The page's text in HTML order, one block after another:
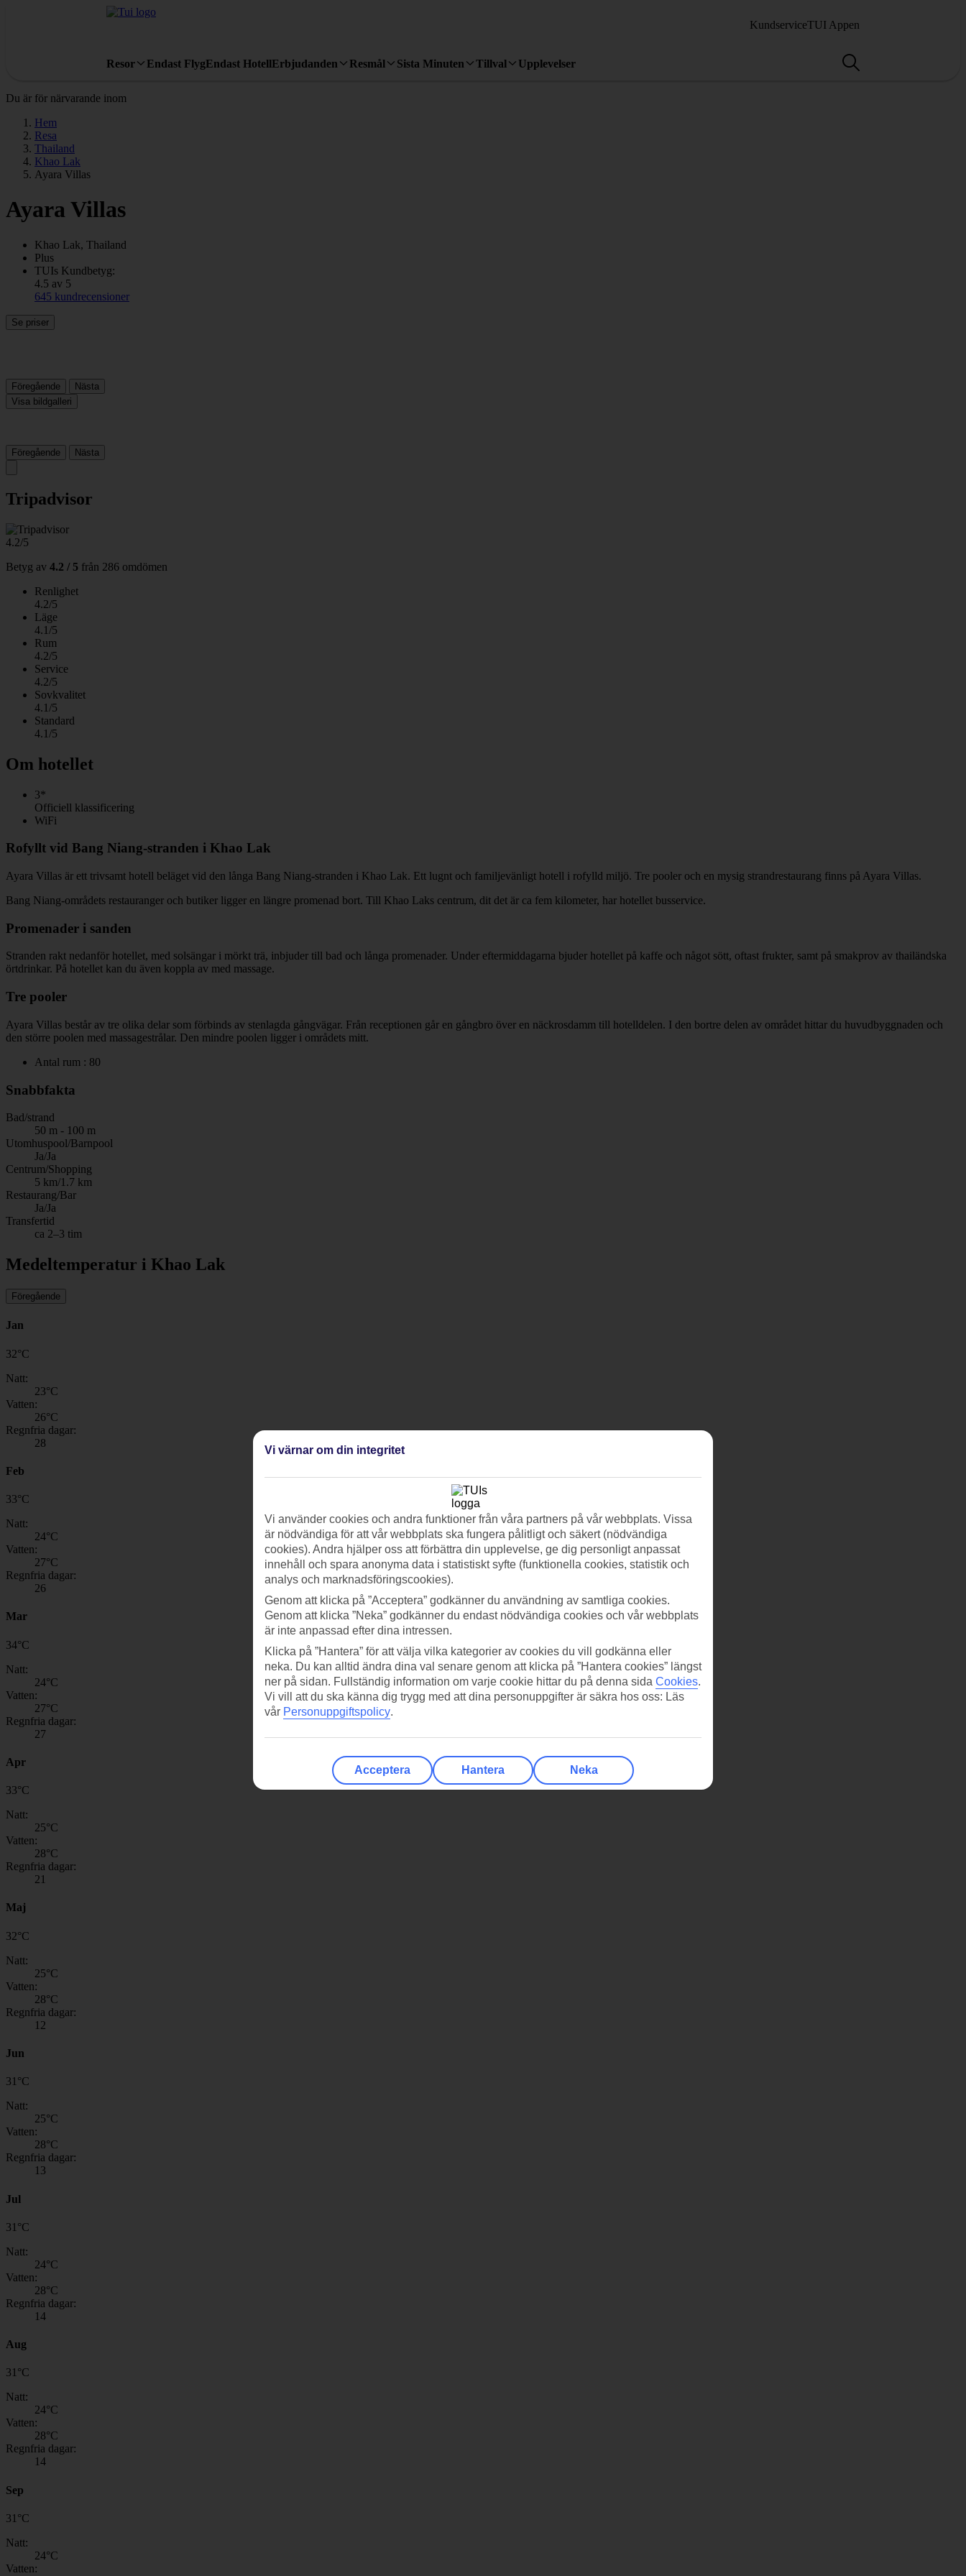
KundserviceTUI Appen
Resor Endast FlygEndast HotellErbjudanden Resmål Sista Minuten Tillval Upplevelser
Du är för närvarande inom
Hem
Resa
Thailand
Khao Lak
Ayara Villas
Ayara Villas
Khao Lak, Thailand
Plus
TUIs Kundbetyg:
4.5 av 5
645 kundrecensioner
Se priser
Föregående
Nästa
Visa bildgalleri
Föregående Nästa
Tripadvisor
4.2/5
Betyg av 4.2 / 5 från 286 omdömen
Renlighet
4.2/5
Läge
4.1/5
Rum
4.2/5
Service
4.2/5
Sovkvalitet
4.1/5
Standard
4.1/5
Om hotellet
3*
Officiell klassificering
WiFi
Rofyllt vid Bang Niang-stranden i Khao Lak
Ayara Villas är ett trivsamt hotell beläget vid den långa Bang Niang-stranden i Khao Lak. Ett lugnt och familjevänligt hotell i rofylld miljö. Tre pooler och en mysig strandrestaurang finns på Ayara Villas.
Bang Niang-områdets restauranger och butiker ligger en längre promenad bort. Till Khao Laks centrum, dit det är ca fem kilometer, har hotellet busservice.
Promenader i sanden
Stranden rakt nedanför hotellet, med solsängar i mörkt trä, inbjuder till bad och långa promenader. Under eftermiddagarna bjuder hotellet på kaffe och något sött, oftast frukter, samt på smakprov av thailändska
örtdrinkar. På hotellet kan du även koppla av med massage.
Tre pooler
Ayara Villas består av tre olika delar som förbinds av stenlagda gångvägar. Från receptionen går en gångbro över en näckrosdamm till hotelldelen. I den bortre delen av området hittar du huvudbyggnaden och
den större poolen med massagestrålar. Den mindre poolen ligger i områdets mitt.
Antal rum : 80
Snabbfakta
Bad/strand
50 m - 100 m
Utomhuspool/Barnpool
Ja/Ja
Centrum/Shopping
5 km/1.7 km
Restaurang/Bar
Ja/Ja
Transfertid
ca 2–3 tim
Medeltemperatur i Khao Lak
Föregående
Jan
32°C
Natt:
23°C
Vatten:
26°C
Regnfria dagar:
28
Feb
33°C
Natt:
24°C
Vatten:
27°C
Regnfria dagar:
26
Mar
34°C
Natt:
24°C
Vatten:
27°C
Regnfria dagar:
27
Apr
33°C
Natt:
25°C
Vatten:
28°C
Regnfria dagar:
21
Maj
32°C
Natt:
25°C
Vatten:
28°C
Regnfria dagar:
12
Jun
31 °C
Natt:
25°C
Vatten:
28°C
Regnfria dagar:
13
Jul
31 °C
Natt:
24°C
Vatten:
28°C
Regnfria dagar:
14
Aug
31 °C
Natt:
24°C
Vatten:
28°C
Regnfria dagar:
14
Sep
31 °C
Natt:
24°C
Vatten:
Vi värnar om din integritet
Vi använder cookies och andra funktioner från våra partners på vår webbplats. Vissa
är nödvändiga för att vår webbplats ska fungera pålitligt och säkert (nödvändiga
cookies). Andra hjälper oss att förbättra din upplevelse, ge dig personligt anpassat
innehåll och spara anonyma data i statistiskt syfte (funktionella cookies, statistik och
analys och marknadsföringscookies).
Genom att klicka på ”Acceptera” godkänner du användning av samtliga cookies.
Genom att klicka ”Neka” godkänner du endast nödvändiga cookies och vår webbplats
är inte anpassad efter dina intressen.
Klicka på ”Hantera” för att välja vilka kategorier av cookies du vill godkänna eller
neka. Du kan alltid ändra dina val senare genom att klicka på ”Hantera cookies” längst
ner på sidan. Fullständig information om varje cookie hittar du på denna sida Cookies.
Vi vill att du ska känna dig trygg med att dina personuppgifter är säkra hos oss: Läs
vår Personuppgiftspolicy.
Acceptera Hantera Neka